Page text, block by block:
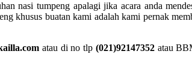
nasi tumpeng apalagi jika acara anda
khusus buatan kami adalah kami pernak
atau di no tlp (021)92147352atau